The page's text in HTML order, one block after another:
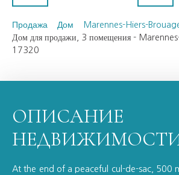
Продажа Дом
Marennes-Hiers-
Дом для продажи, 3 помещения -
17320
ОПИСАНИЕ
At the end of a peaceful cul-de-sac, 500